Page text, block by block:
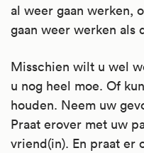
al weer gaan werken,
gaan weer werken als
Misschien wilt u wel
u nog heel moe. Of
houden. Neem uw
Praat erover met uw
vriend(in). En praat er